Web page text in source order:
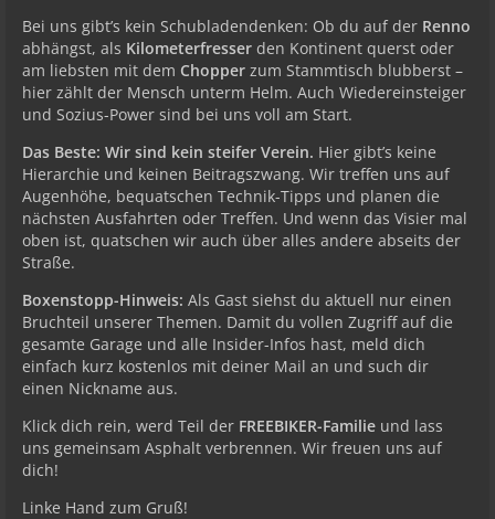
Bei uns gibt’s kein Schubladendenken: Ob du auf der Renno
abhängst, als Kilometerfresser den Kontinent querst oder
am liebsten mit dem Chopper zum Stammtisch blubberst –
hier zählt der Mensch unterm Helm. Auch Wiedereinsteiger
und Sozius-Power sind bei uns voll am Start.
Das Beste: Wir sind kein steifer Verein. Hier gibt’s keine
Hierarchie und keinen Beitragszwang. Wir treffen uns auf
Augenhöhe, bequatschen Technik-Tipps und planen die
nächsten Ausfahrten oder Treffen. Und wenn das Visier mal
oben ist, quatschen wir auch über alles andere abseits der
Straße.
Boxenstopp-Hinweis: Als Gast siehst du aktuell nur einen
Bruchteil unserer Themen. Damit du vollen Zugriff auf die
gesamte Garage und alle Insider-Infos hast, meld dich
einfach kurz kostenlos mit deiner Mail an und such dir
einen Nickname aus.
Klick dich rein, werd Teil der FREEBIKER-Familie und lass
uns gemeinsam Asphalt verbrennen. Wir freuen uns auf
dich!
Linke Hand zum Gruß!